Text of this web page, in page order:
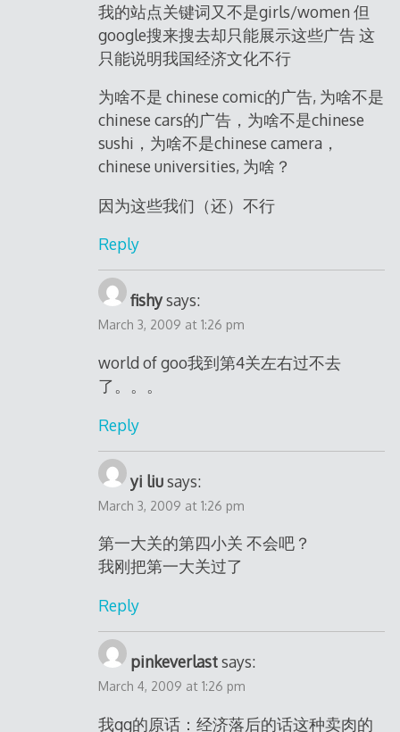
我的站点关键词又不是girls/women 但
google搜来搜去却只能展示这些广告 这
只能说明我国经济文化不行
为啥不是 chinese comic的广告, 为啥不是
chinese cars的广告，为啥不是chinese
sushi，为啥不是chinese camera，
chinese universities, 为啥？
因为这些我们（还）不行
Reply
fishy says:
March 3, 2009 at 1:26 pm
world of goo我到第4关左右过不去
了。。。
Reply
yi liu says:
March 3, 2009 at 1:26 pm
第一大关的第四小关 不会吧？
我刚把第一大关过了
Reply
pinkeverla​st says:
March 4, 2009 at 1:26 pm
我gg的原话：经济落后的话这种卖肉的